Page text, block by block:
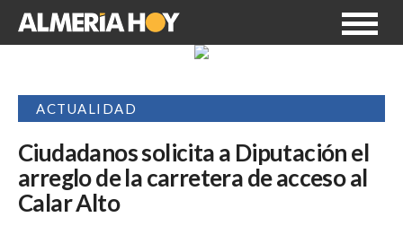
ACTUALIDAD
Ciudadanos solicita a Diputación el
arreglo de la carretera de acceso al
Calar Alto